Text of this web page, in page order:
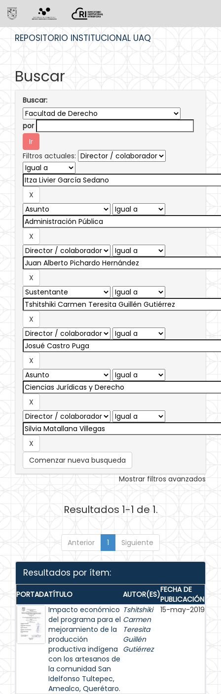
REPOSITORIO INSTITUCIONAL UAQ
Buscar
Buscar:
por
Filtros actuales:
Comenzar nueva busqueda
Mostrar filtros avanzados
Resultados 1-1 de 1.
Anterior 1 Siguiente
Resultados por ítem:
PORTADATÍTULO AUTOR(ES)FECHA DE
PUBLICACIÓN
Impacto económico
del programa para el
mejoramiento de la
producción
productiva indígena
con los artesanos de
la comunidad San
Idelfonso Tultepec,
Amealco, Querétaro.
Tshitshiki
Carmen
Teresita
Guillén
Gutiérrez
15-may-2019